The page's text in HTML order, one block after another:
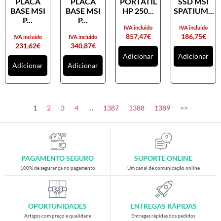
Placas gráficas
SAIS
Ventoínhas
Computadores
All-in-One
Gaming
Acessórios gaming
Cadeiras gaming
Merchandising
BASE MSI
P...
231,62€
IVA incluido
Adicionar
BASE MSI
P...
340,87€
IVA incluido
Adicionar
HP 250...
857,47€
IVA incluido
Adicionar
SPATIUM...
186,75€
IVA incluido
Adicionar
1 2 3 4 … 1387 1388 1389 >>
PAGAMENTO SEGURO
100% de segurança no pagamento
SUPORTE ONLINE
Um canal de comunicação online
OPORTUNIDADES
Artigos com preço e qualidade
ENTREGAS RÁPIDAS
Entregas rápidas dos pedidos